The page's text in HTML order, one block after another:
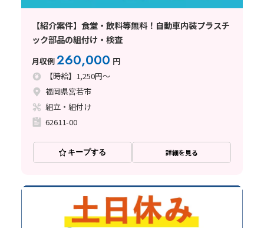
【紹介案件】食堂・飲料等無料！自動車内装プラスチ
ック部品の組付け・検査
月収例260,000 円
【時給】1,250円～
福岡県宮若市
組立・組付け
62611-00
キープする 詳細を見る